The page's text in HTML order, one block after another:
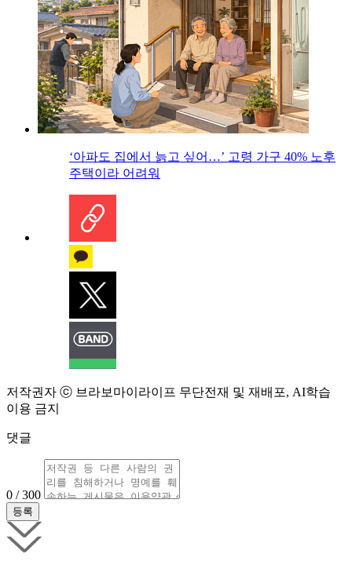
‘아파도 집에서 늙고 싶어…’ 고령 가구 40% 노후
주택이라 어려워
저작권자 ⓒ 브라보마이라이프 무단전재 및 재배포, AI학습
이용 금지
댓글
0 / 300